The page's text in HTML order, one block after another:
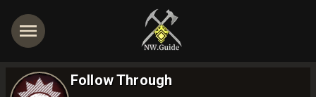
Follow Through